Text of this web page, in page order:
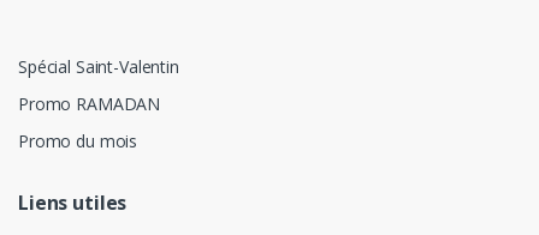
Spécial Saint-Valentin
Promo RAMADAN
Promo du mois
Liens utiles